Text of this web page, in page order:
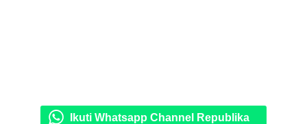
Ikuti Whatsapp Channel Republika